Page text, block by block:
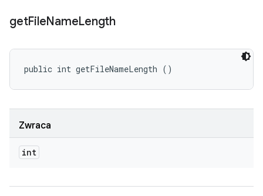
getFileNameLength
public int getFileNameLength ()
Zwraca
int